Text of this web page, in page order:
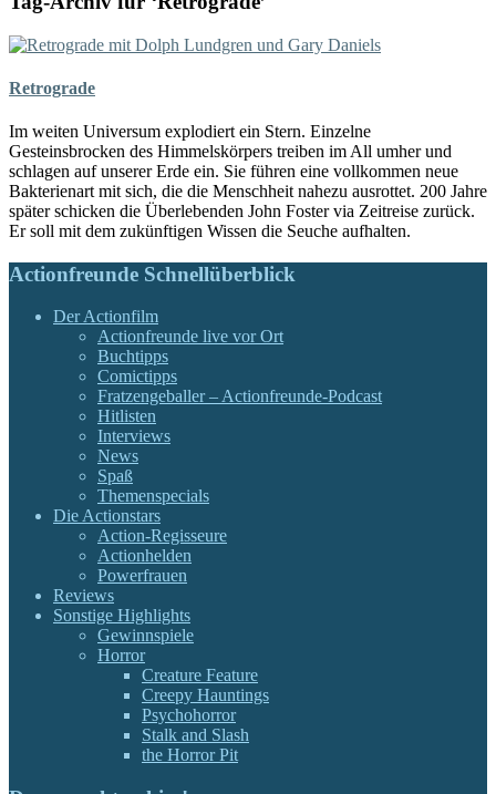
Retrograde
Im weiten Universum explodiert ein Stern. Einzelne
Gesteinsbrocken des Himmelskörpers treiben im All umher und
schlagen auf unserer Erde ein. Sie führen eine vollkommen neue
Bakterienart mit sich, die die Menschheit nahezu ausrottet. 200 Jahre
später schicken die Überlebenden John Foster via Zeitreise zurück.
Er soll mit dem zukünftigen Wissen die Seuche aufhalten.
Actionfreunde Schnellüberblick
Der Actionfilm
Actionfreunde live vor Ort
Buchtipps
Comictipps
Fratzengeballer – Actionfreunde-Podcast
Hitlisten
Interviews
News
Spaß
Themenspecials
Die Actionstars
Action-Regisseure
Actionhelden
Powerfrauen
Reviews
Sonstige Highlights
Gewinnspiele
Horror
Creature Feature
Creepy Hauntings
Psychohorror
Stalk and Slash
the Horror Pit